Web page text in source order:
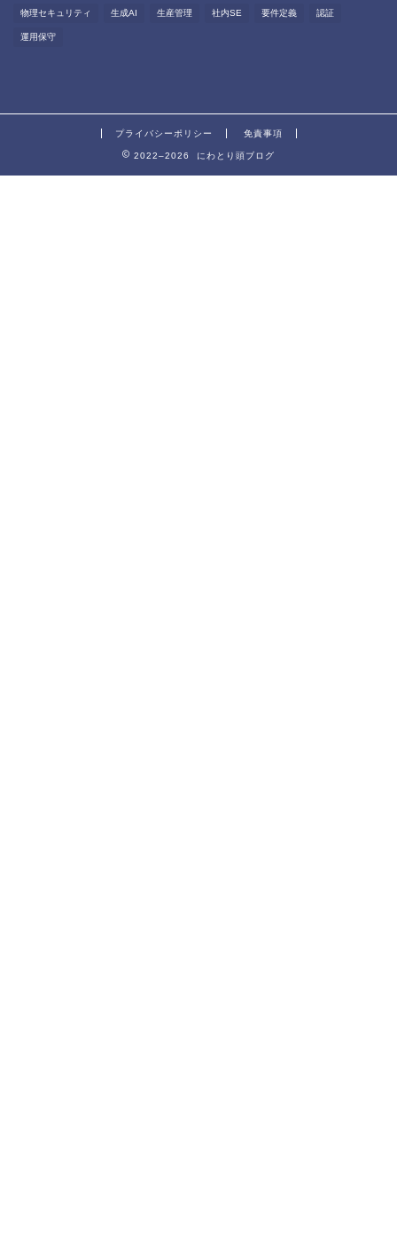
物理セキュリティ 生成AI 生産管理 社内SE 要件定義 認証
運用保守
プライバシーポリシー 免責事項
2022–2026 にわとり頭ブログ